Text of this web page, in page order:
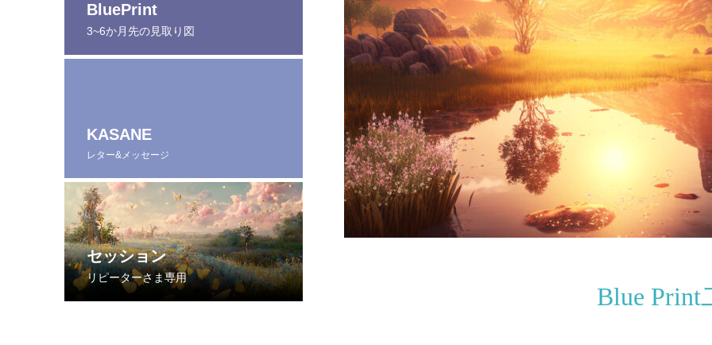
Blue Print
BluePrint
3~6か月先の見取り図
KASANE
レター&メッセージ
セッション
リピーターさま専用